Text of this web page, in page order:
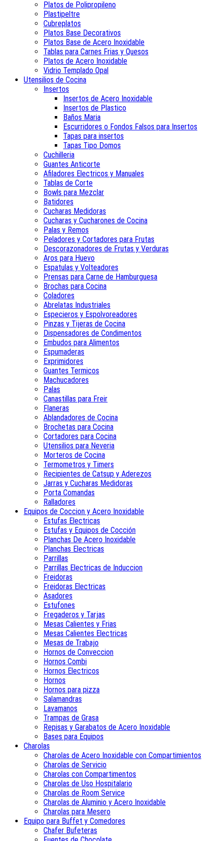
Platos de Polipropileno
Plastipeltre
Cubreplatos
Platos Base Decorativos
Platos Base de Acero Inoxidable
Tablas para Carnes Frias y Quesos
Platos de Acero Inoxidable
Vidrio Templado Opal
Utensilios de Cocina
Insertos
Insertos de Acero Inoxidable
Insertos de Plastico
Baños Maria
Escurridores o Fondos Falsos para Insertos
Tapas para insertos
Tapas Tipo Domos
Cuchilleria
Guantes Anticorte
Afiladores Electricos y Manuales
Tablas de Corte
Bowls para Mezclar
Batidores
Cucharas Medidoras
Cucharas y Cucharones de Cocina
Palas y Remos
Peladores y Cortadores para Frutas
Descorazonadores de Frutas y Verduras
Aros para Huevo
Espatulas y Volteadores
Prensas para Carne de Hamburguesa
Brochas para Cocina
Coladores
Abrelatas Industriales
Especieros y Espolvoreadores
Pinzas y Tijeras de Cocina
Dispensadores de Condimentos
Embudos para Alimentos
Espumaderas
Exprimidores
Guantes Termicos
Machucadores
Palas
Canastillas para Freir
Flaneras
Ablandadores de Cocina
Brochetas para Cocina
Cortadores para Cocina
Utensilios para Neveria
Morteros de Cocina
Termometros y Timers
Recipientes de Catsup y Aderezos
Jarras y Cucharas Medidoras
Porta Comandas
Ralladores
Equipos de Coccion y Acero Inoxidable
Estufas Electricas
Estufas y Equipos de Cocción
Planchas De Acero Inoxidable
Planchas Electricas
Parrillas
Parrillas Electricas de Induccion
Freidoras
Freidoras Electricas
Asadores
Estufones
Fregaderos y Tarjas
Mesas Calientes y Frias
Mesas Calientes Electricas
Mesas de Trabajo
Hornos de Conveccion
Hornos Combi
Hornos Electricos
Hornos
Hornos para pizza
Salamandras
Lavamanos
Trampas de Grasa
Repisas y Garabatos de Acero Inoxidable
Bases para Equipos
Charolas
Charolas de Acero Inoxidable con Compartimientos
Charolas de Servicio
Charolas con Compartimentos
Charolas de Uso Hospitalario
Charolas de Room Service
Charolas de Aluminio y Acero Inoxidable
Charolas para Mesero
Equipo para Buffet y Comedores
Chafer Bufeteras